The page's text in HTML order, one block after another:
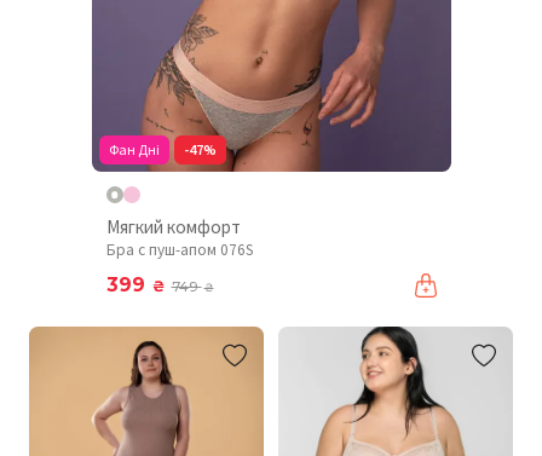
Фан Дні -47%
Мягкий комфорт
Бра с пуш-апом 076S
399 ₴ 749₴